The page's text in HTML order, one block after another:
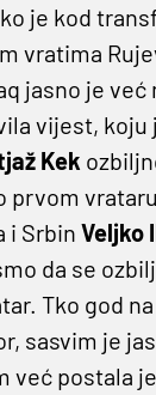
je kod
vratima
jasno je već
vijest,
Kek
prvom
i Srbin Veljko
da se
Tko god
sasvim je
već postala